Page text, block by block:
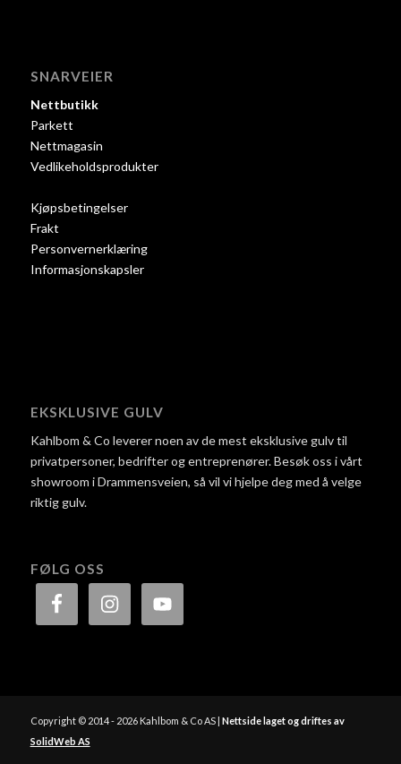
SNARVEIER
Nettbutikk
Parkett
Nettmagasin
Vedlikeholdsprodukter
Kjøpsbetingelser
Frakt
Personvernerklæring
Informasjonskapsler
EKSKLUSIVE GULV
Kahlbom & Co leverer noen av de mest eksklusive gulv til
privatpersoner, bedrifter og entreprenører. Besøk oss i vårt
showroom i Drammensveien, så vil vi hjelpe deg med å velge
riktig gulv.
FØLG OSS
Copyright © 2014 - 2026 Kahlbom & Co AS | Nettside laget og driftes av
SolidWeb AS